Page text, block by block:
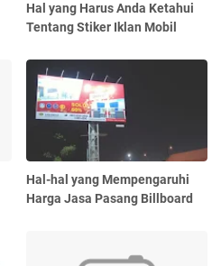
Hal yang Harus Anda Ketahui
Tentang Stiker Iklan Mobil
Hal-hal yang Mempengaruhi
Harga Jasa Pasang Billboard